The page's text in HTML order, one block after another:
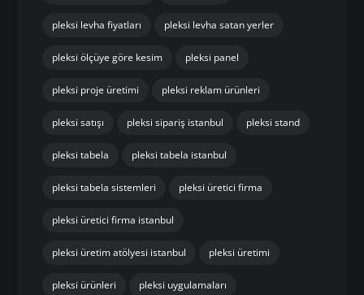
pleksi levha fiyatları pleksi levha satan yerler
pleksi ölçüye göre kesim pleksi panel
pleksi proje üretimi pleksi reklam ürünleri
pleksi satışı pleksi sipariş istanbul pleksi stand
pleksi tabela pleksi tabela istanbul
pleksi tabela sistemleri pleksi üretici firma
pleksi üretici firma istanbul
pleksi üretim atölyesi istanbul pleksi üretimi
pleksi ürünleri pleksi uygulamaları